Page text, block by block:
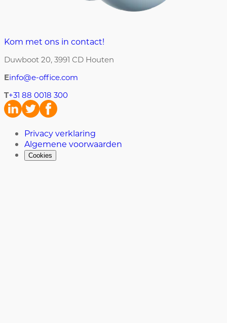
Kom met ons in contact!
Duwboot 20, 3991 CD Houten
Einfo@e-office.com
T+31 88 0018 300
Privacy verklaring
Algemene voorwaarden
Cookies